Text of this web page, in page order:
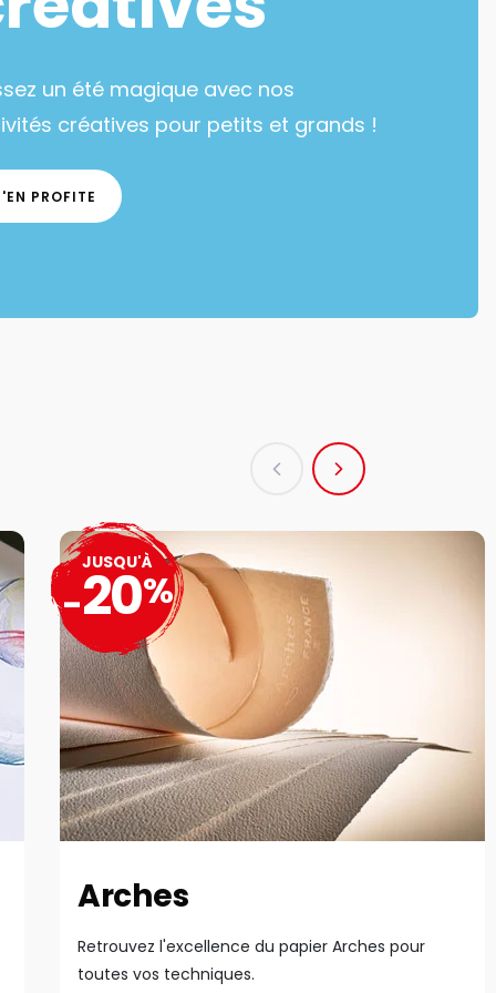
un été magique avec nos
créatives pour petits et grands !
PROFITE
Arches
Retrouvez l'excellence du papier Arches pour
toutes vos techniques.
JUSQU'À
-20%